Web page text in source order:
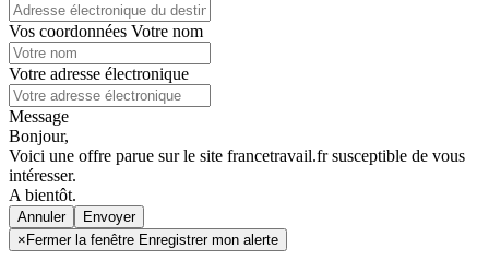
Vos coordonnées Votre nom
Votre adresse électronique
Message
Bonjour,
Voici une offre parue sur le site francetravail.fr susceptible de vous
intéresser.
A bientôt.
Annuler
× Fermer la fenêtre Enregistrer mon alerte